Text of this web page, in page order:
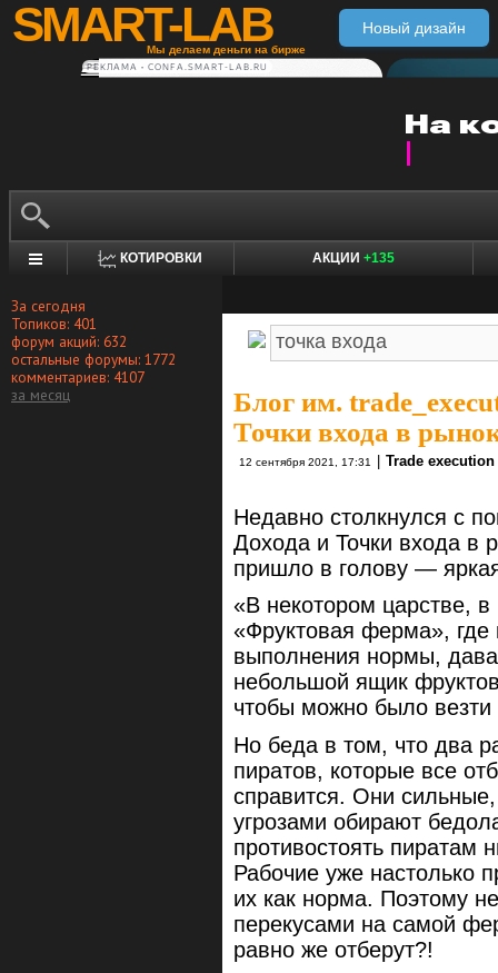
SMART-LAB
Мы делаем деньги на бирже
Новый дизайн
РЕКЛАМА • CONFA.SMART-LAB.RU
КОТИРОВКИ АКЦИИ +135
За сегодня
Топиков: 401
форум акций: 632
остальные форумы: 1772
комментариев: 4107
за месяц
Блог им.
Точки входа в
12 сентября 2021, 17:31 Trade
Недавно столкнулся с
Дохода и Точки входа в
пришло в голову —
«В некотором царстве, в
«Фруктовая ферма»,
выполнения нормы,
небольшой ящик
чтобы можно было везти
Но беда в том, что два
пиратов, которые все
справится. Они
угрозами обирают
противостоять пиратам
Рабочие уже настолько
их как норма. Поэтому
перекусами на самой
равно же отберут?!